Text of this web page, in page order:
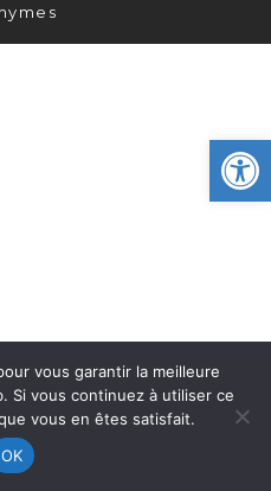
vous garantir la meilleure
Si vous continuez à utiliser ce
vous en êtes satisfait.
OK